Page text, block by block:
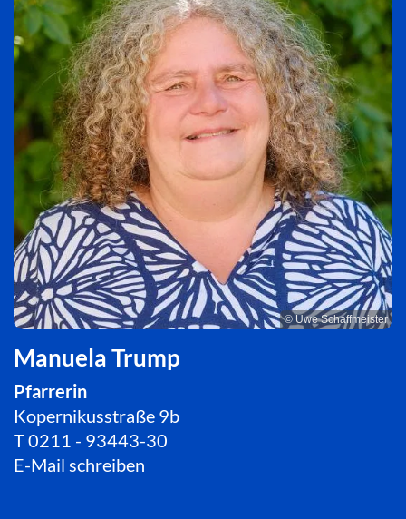
© Uwe Schaffmeister
Manuela Trump
Pfarrerin
Kopernikusstraße 9b
T0211 - 93443-30
E-Mail schreiben